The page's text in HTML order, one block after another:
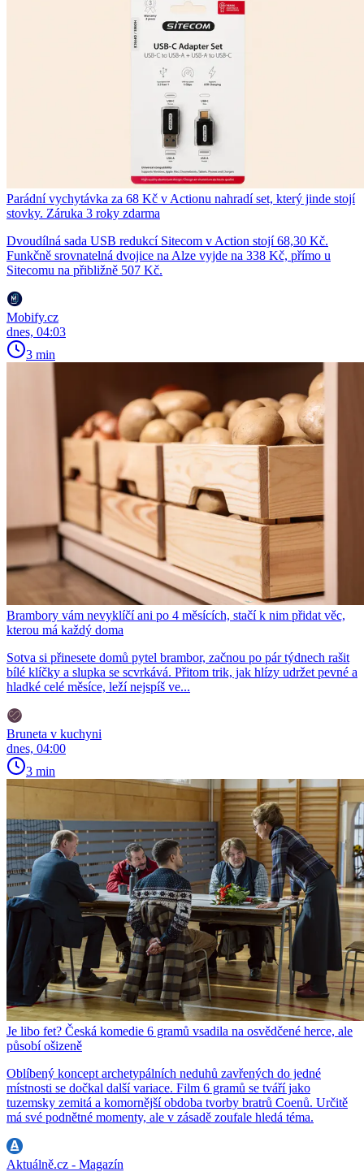
Parádní vychytávka za 68 Kč v Actionu nahradí set, který jinde stojí
stovky. Záruka 3 roky zdarma
Dvoudílná sada USB redukcí Sitecom v Action stojí 68,30 Kč.
Funkčně srovnatelná dvojice na Alze vyjde na 338 Kč, přímo u
Sitecomu na přibližně 507 Kč.
Mobify.cz
dnes, 04:03
3 min
Brambory vám nevyklíčí ani po 4 měsících, stačí k nim přidat věc,
kterou má každý doma
Sotva si přinesete domů pytel brambor, začnou po pár týdnech rašit
bílé klíčky a slupka se scvrkává. Přitom trik, jak hlízy udržet pevné a
hladké celé měsíce, leží nejspíš ve...
Bruneta v kuchyni
dnes, 04:00
3 min
Je libo fet? Česká komedie 6 gramů vsadila na osvědčené herce, ale
působí ošizeně
Oblíbený koncept archetypálních neduhů zavřených do jedné
místnosti se dočkal další variace. Film 6 gramů se tváří jako
tuzemsky zemitá a komornější obdoba tvorby bratrů Coenů. Určitě
má své podnětné momenty, ale v zásadě zoufale hledá téma.
Aktuálně.cz - Magazín